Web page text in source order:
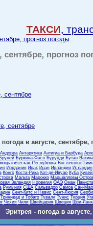
ТАКСИ,
прогноз погоды
сентябре, прогноз
сентябре
сентябре
в августе, сентябре,
Андорра Антарктика Антигуа и Барбуда
Бруней Буркина-Фасо Бурунди Бутан
Республика Восточного
Иордания Ирак Иран Ирландия Исландия
Конго Коста-Рика Кот-де-Ивуар Куба
Мальта Марокко Маршалловы
Зеландия Норвегия ОАЭ Оман
Румыния США Сальвадор Самоа Сан-
Сент-Китс и Невис Сент-Люсия
Тринидад и Тобаго Тувалу Тунис Турция
Чехия Чили Швейцария Швеция Шри-
Эритрея - погода в